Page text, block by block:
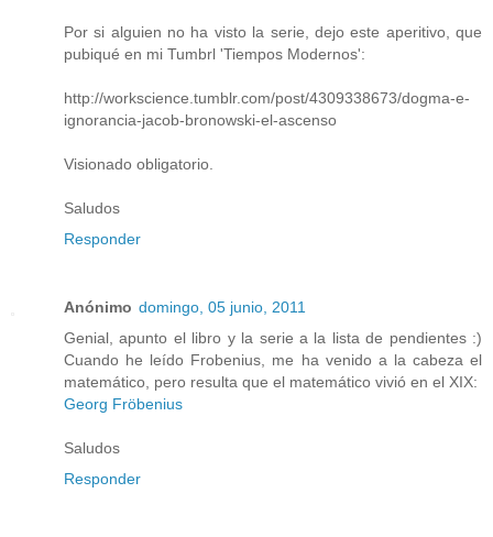
Por si alguien no ha visto la serie, dejo este aperitivo, que
pubiqué en mi Tumbrl 'Tiempos Modernos':
http://workscience.tumblr.com/post/4309338673/dogma-e-
ignorancia-jacob-bronowski-el-ascenso
Visionado obligatorio.
Saludos
Responder
Anónimo domingo, 05 junio, 2011
Genial, apunto el libro y la serie a la lista de pendientes :)
Cuando he leído Frobenius, me ha venido a la cabeza el
matemático, pero resulta que el matemático vivió en el XIX:
Georg Fröbenius
Saludos
Responder